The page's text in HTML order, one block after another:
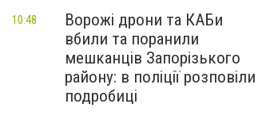
Ворожі дрони та КАБи
вбили та поранили
мешканців Запорізького
району: в поліції розповіли
подробиці
10:48